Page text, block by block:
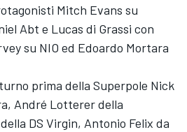
Mitch Evans su
Abt e Lucas di Grassi con
su NIO ed Edoardo Mortara
prima della Superpole Nick
André Lotterer della
DS Virgin, Antonio Felix da